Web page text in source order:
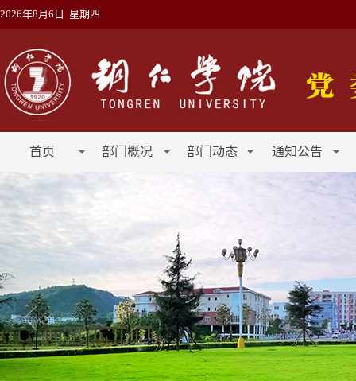
2026年8月6日 星期四
首页 部门概况 部门动态 通知公告
工作动态